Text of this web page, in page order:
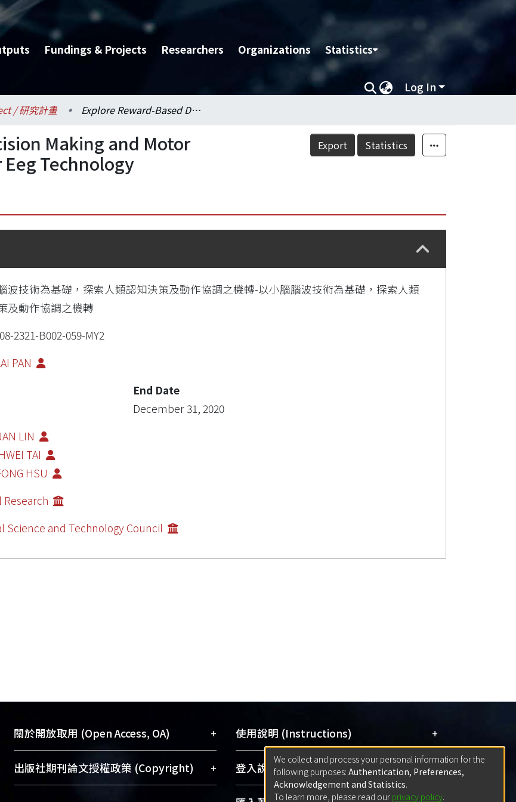
Fundings & Projects Researchers Organizations Statistics
Log In
/ 研究計畫 Explore Reward-Based Decision Making and Motor Coordination by Cerebellar Eeg Technology
Export Statistics
Making and Motor
Technology
波技術為基礎，探索人類認知決策及動作協調之機轉-以小腦腦波技術為基礎，探索人類
及動作協調之機轉
2321-B002-059-MY2
PAN
End Date
December 31, 2020
LIN
TAI
HSU
Research
Science and Technology Council
關於開放取用 (Open Access, OA) +
開放取用是從使用者角度提升資訊取用性
的社會運動，應用在學術研究上是透過將
出版社期刊論文授權政策 (Copyright) +
使用說明 (Instructions) +
網站簡介(Quickstart Guide)
使用手冊(Instruction Manual)
線上預約服務(Booking Service)
登入說明 (Sign-in) +
We collect and process your personal information for the
following purposes: Authentication, Preferences,
Acknowledgement and Statistics.
To learn more, please read our privacy policy.